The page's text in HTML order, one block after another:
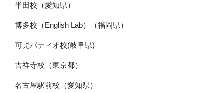
半田校（愛知県）
博多校（English Lab）（福岡県）
可児パティオ校(岐阜県)
吉祥寺校（東京都）
名古屋駅前校（愛知県）